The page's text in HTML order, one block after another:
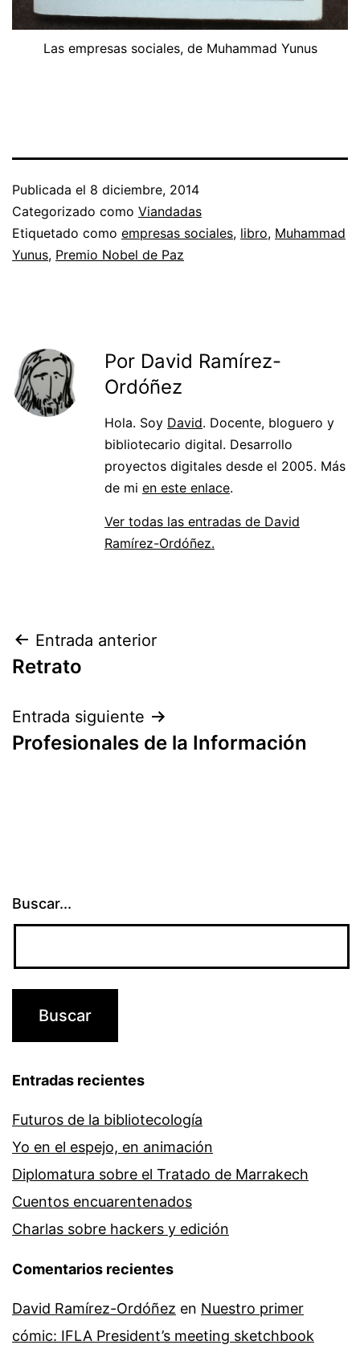
Las empresas sociales, de Muhammad Yunus
Publicada el 8 diciembre, 2014
Categorizado como Viandadas
Etiquetado como empresas sociales, libro, Muhammad
Yunus, Premio Nobel de Paz
Por David Ramírez-
Ordóñez
Hola. Soy David. Docente, bloguero y
bibliotecario digital. Desarrollo
proyectos digitales desde el 2005. Más
de mi en este enlace.
Ver todas las entradas de David
Ramírez-Ordóñez.
Navegación
de
entradas
Entrada anterior
Retrato
Entrada siguiente
Profesionales de la Información
Buscar...
Entradas recientes
Futuros de la bibliotecología
Yo en el espejo, en animación
Diplomatura sobre el Tratado de Marrakech
Cuentos encuarentenados
Charlas sobre hackers y edición
Comentarios recientes
David Ramírez-Ordóñez en Nuestro primer
cómic: IFLA President’s meeting sketchbook